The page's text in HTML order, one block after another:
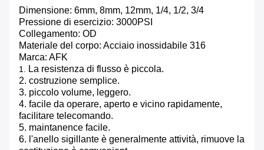
Dimensione: 6mm, 8mm, 12mm, 1/4, 1/2, 3/4
Pressione di esercizio: 3000PSI
Collegamento: OD
Materiale del corpo: Acciaio inossidabile 316
Marca: AFK
1. La resistenza di flusso è piccola.
2. costruzione semplice.
3. piccolo volume, leggero.
4. facile da operare, aperto e vicino rapidamente,
facilitare telecomando.
5. maintanence facile.
6. l'anello sigillante è generalmente attività, rimuove la